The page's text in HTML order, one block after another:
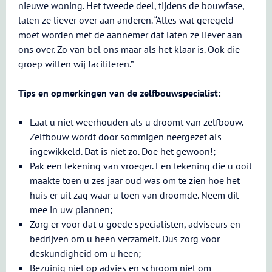
nieuwe woning. Het tweede deel, tijdens de bouwfase,
laten ze liever over aan anderen. “Alles wat geregeld
moet worden met de aannemer dat laten ze liever aan
ons over. Zo van bel ons maar als het klaar is. Ook die
groep willen wij faciliteren.”
Tips en opmerkingen van de zelfbouwspecialist:
Laat u niet weerhouden als u droomt van zelfbouw.
Zelfbouw wordt door sommigen neergezet als
ingewikkeld. Dat is niet zo. Doe het gewoon!;
Pak een tekening van vroeger. Een tekening die u ooit
maakte toen u zes jaar oud was om te zien hoe het
huis er uit zag waar u toen van droomde. Neem dit
mee in uw plannen;
Zorg er voor dat u goede specialisten, adviseurs en
bedrijven om u heen verzamelt. Dus zorg voor
deskundigheid om u heen;
Bezuinig niet op advies en schroom niet om